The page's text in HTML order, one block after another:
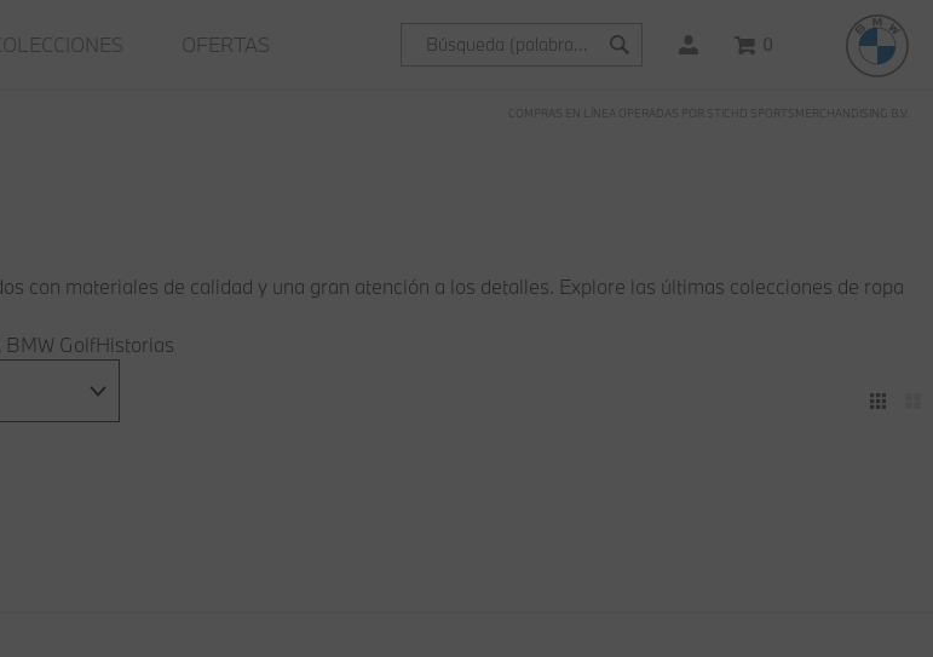
OFERTAS 0
COMPRAS EN LÍNEA OPERADAS POR STICHD SPORTSMERCHANDISING B.V.
con materiales de calidad y una gran atención a los detalles. Explore las últimas colecciones de ropa
BMW GolfHistorias